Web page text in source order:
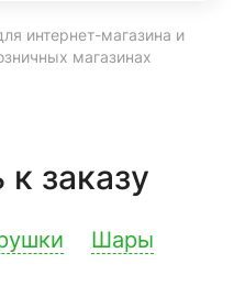
интернет-магазина и
магазинах
заказу
Шары